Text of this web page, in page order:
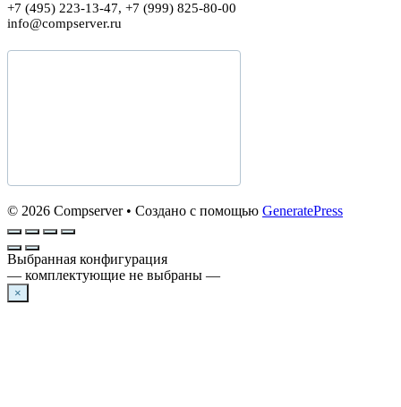
+7 (495) 223-13-47, +7 (999) 825-80-00
info@compserver.ru
© 2026 Compserver• Создано с помощью GeneratePress
Выбранная конфигурация
— комплектующие не выбраны —
×